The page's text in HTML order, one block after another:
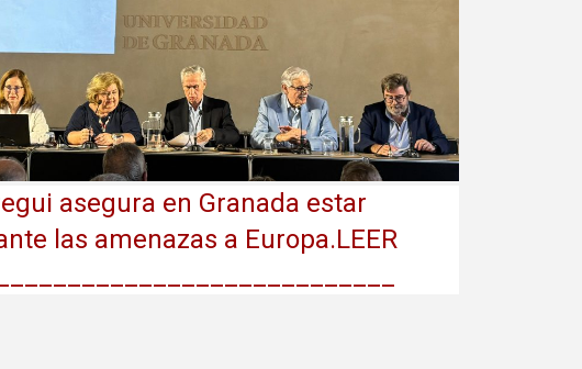
asegura en Granada estar
las amenazas a Europa.LEER